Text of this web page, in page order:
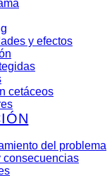
y efectos
cetáceos
del problema
consecuencias